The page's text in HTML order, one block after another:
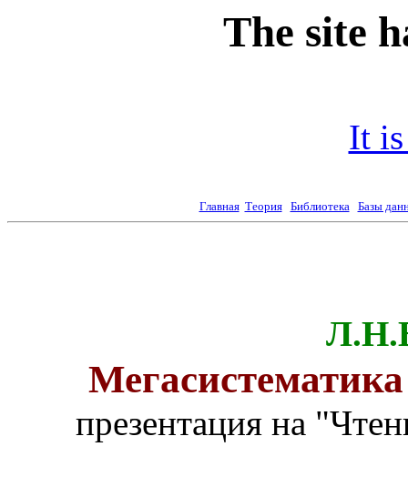
The site
It
Главная Теория Библиотека Базы
презентацияна